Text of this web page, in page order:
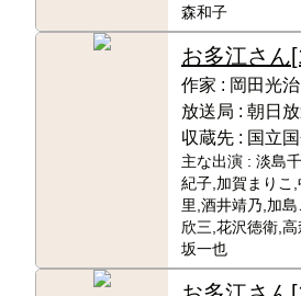
森和子
お多江さん
作家 : 岡田光治
放送局 : 朝日
収蔵先 : 国立
主な出演 : 淡島
紀子,加賀まりこ
里,酒井靖乃,加
欣三,花沢徳衛,
坂一也